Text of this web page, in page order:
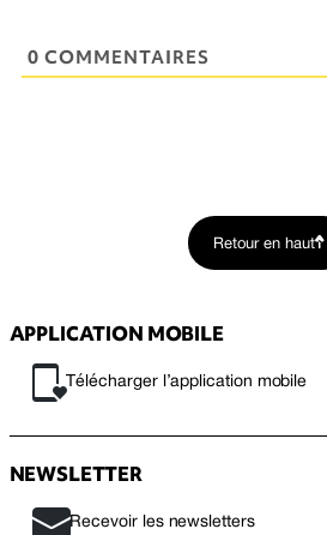
0 COMMENTAIRES
Retour en haut
APPLICATION MOBILE
Télécharger l’application mobile
NEWSLETTER
Recevoir les newsletters